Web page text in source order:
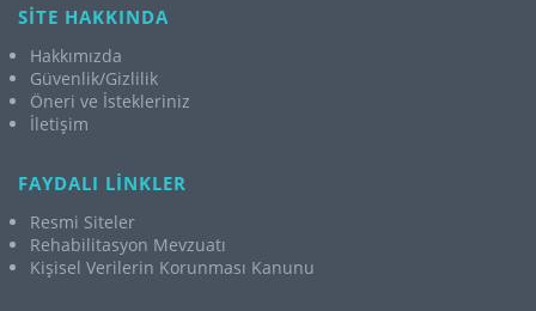
SİTE HAKKINDA
Hakkımızda
Güvenlik/Gizlilik
Öneri ve İstekleriniz
İletişim
FAYDALI LİNKLER
Resmi Siteler
Rehabilitasyon Mevzuatı
Kişisel Verilerin Korunması Kanunu